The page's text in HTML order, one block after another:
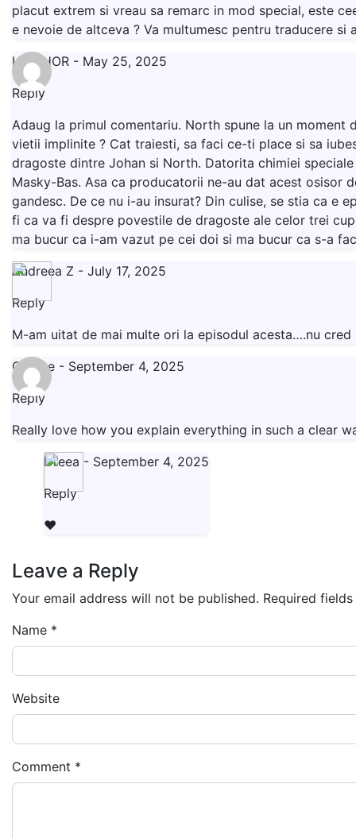
placut extrem si vreau sa remarc in mod special, este
e nevoie de altceva ? Va multumesc pentru traducere si
LIVISHOR - May 25, 2025
Reply
Adaug la primul comentariu. North spune la un moment
vietii implinite ? Cat traiesti, sa faci ce-ti place si sa
dragoste dintre Johan si North. Datorita chimiei
Masky-Bas. Asa ca producatorii ne-au dat acest osisor
gandesc. De ce nu i-au insurat? Din culise, se stia ca e
fi ca va fi despre povestile de dragoste ale celor trei
ma bucur ca i-am vazut pe cei doi si ma bucur ca s-a
Andreea Z - July 17, 2025
Reply
M-am uitat de mai multe ori la episodul acesta….nu
Goeste - September 4, 2025
Reply
Really love how you explain everything in such a clear
Dreea - September 4, 2025
Reply
❤️
Leave a Reply
Your email address will not be published. Required
Name *
Website
Comment *